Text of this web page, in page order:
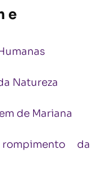
e
Natureza
de Mariana
da